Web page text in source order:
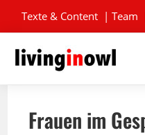
Texte & Content | Team
Frauen im